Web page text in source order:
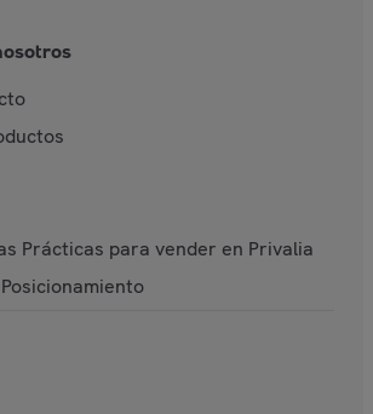
Prácticas para vender en Privalia